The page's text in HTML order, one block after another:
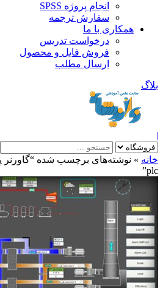
انجام پروژه SPSS
سفارش ترجمه
همکاری با ما
درخواست تدریس
فروش فایل و محصول
ارسال مطلب
»نوشته‌های برچسب شده “گاورنر